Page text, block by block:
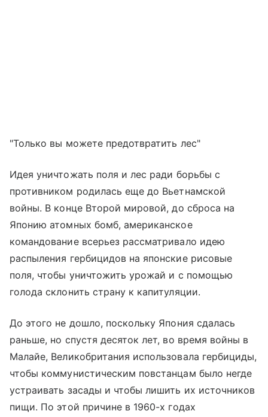
"Только вы можете предотвратить лес"
Идея уничтожать поля и лес ради борьбы с
противником родилась еще до Вьетнамской
войны. В конце Второй мировой, до сброса на
Японию атомных бомб, американское
командование всерьез рассматривало идею
распыления гербицидов на японские рисовые
поля, чтобы уничтожить урожай и с помощью
голода склонить страну к капитуляции.
До этого не дошло, поскольку Япония сдалась
раньше, но спустя десяток лет, во время войны в
Малайе, Великобритания использовала гербициды,
чтобы коммунистическим повстанцам было негде
устраивать засады и чтобы лишить их источников
пищи. По этой причине в 1960-х годах